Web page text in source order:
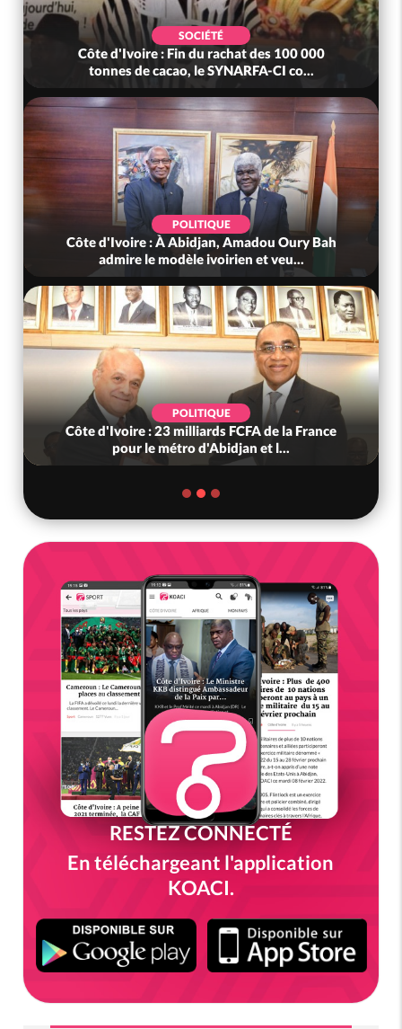
SOCIÉTÉ
Côte d'Ivoire : Fin du rachat des 100 000
tonnes de cacao, le SYNARFA-CI co...
POLITIQUE
Côte d'Ivoire : À Abidjan, Amadou Oury Bah
admire le modèle ivoirien et veu...
POLITIQUE
Côte d'Ivoire : 23 milliards FCFA de la France
pour le métro d'Abidjan et l...
RESTEZ CONNECTÉ
En téléchargeant l'application
KOACI.